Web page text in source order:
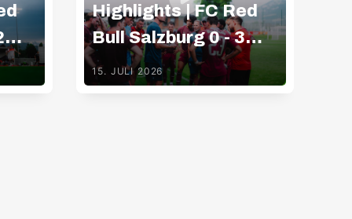
Highlights | FC Red
Bull Salzburg 0 - 3
Gamba Osaka
15. JULI 2026